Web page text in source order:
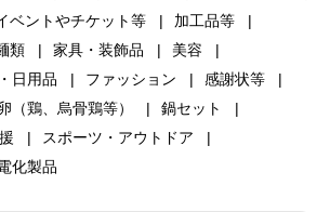
ベントやチケット等
加工品等
類 家具・装飾品
美容
日用品 ファッション
感謝状等
（鶏、烏骨鶏等）
鍋セット
スポーツ・アウトドア
化製品